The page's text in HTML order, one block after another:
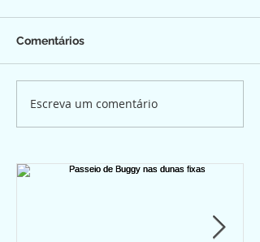
Comentários
Escreva um comentário